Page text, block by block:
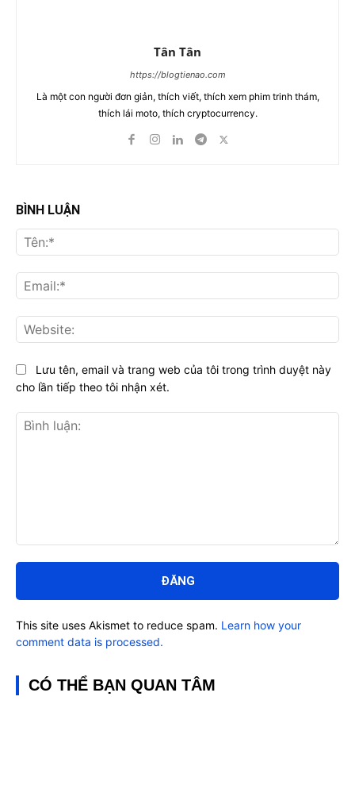
Tân Tân
https://blogtienao.com
Là một con người đơn giản, thích viết, thích xem phim trinh thám,
thích lái moto, thích cryptocurrency.
BÌNH LUẬN
luận:
Lưu tên, email và trang web của tôi trong trình duyệt này
cho lần tiếp theo tôi nhận xét.
This site uses Akismet to reduce spam. Learn how your
comment data is processed.
CÓ THỂ BẠN QUAN TÂM